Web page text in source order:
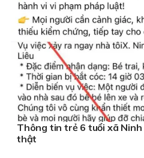
Thông tin trẻ 6 tuổi xã
thật